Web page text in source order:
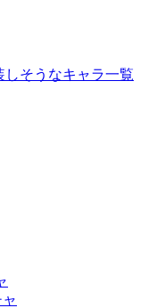
そうなキャラ一覧